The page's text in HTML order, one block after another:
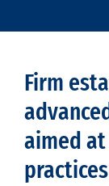
Firm
aimed